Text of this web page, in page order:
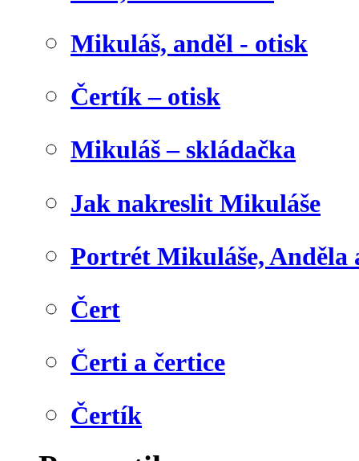
Mikuláš, anděl - otisk
Čertík – otisk
Mikuláš – skládačka
Jak nakreslit Mikuláše
Portrét Mikuláše, Anděla
Čert
Čerti a čertice
Čertík